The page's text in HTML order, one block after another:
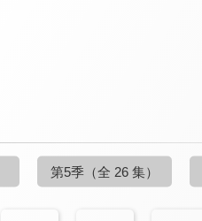
第5季 （全 26 集）